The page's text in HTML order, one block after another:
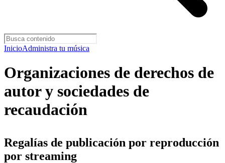
InicioAdministra tu música
Organizaciones de derechos de
autor y sociedades de
recaudación
Regalías de publicación por reproducción
por streaming